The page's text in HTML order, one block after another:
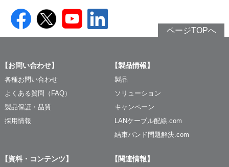
ページTOPへ
【お問い合わせ】
各種お問い合わせ
よくある質問（FAQ）
製品保証・品質
採用情報
【製品情報】
製品
ソリューション
キャンペーン
LANケーブル配線.com
結束バンド問題解決.com
【資料・コンテンツ】 【関連情報】